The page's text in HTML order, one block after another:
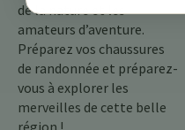
de la nature et les
amateurs d’aventure.
Préparez vos chaussures
de randonnée et préparez-
vous à explorer les
merveilles de cette belle
région !